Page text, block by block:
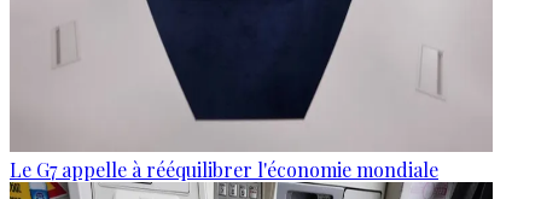
Le G7 appelle à rééquilibrer l'économie mondiale